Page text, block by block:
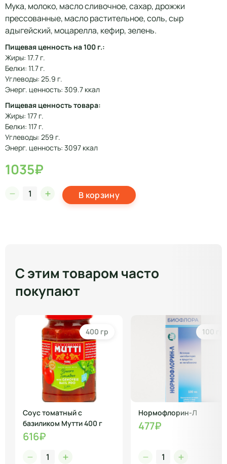
Мука, молоко, масло сливочное, сахар, дрожжи
прессованные, масло растительное, соль, сыр
адыгейский, моцарелла, кефир, зелень.
Пищевая ценность на 100 г.:
Жиры: 17.7 г.
Белки: 11.7 г.
Углеводы: 25.9 г.
Энерг. ценность: 309.7 ккал
Пищевая ценность товара:
Жиры: 177 г.
Белки: 117 г.
Углеводы: 259 г.
Энерг. ценность: 3097 ккал
1035₽
В корзину
С этим товаром часто
покупают
400 гр
Соус томатный с
базиликом Мутти 400 г
616₽
100 гр
Нормофлорин-Л
477₽